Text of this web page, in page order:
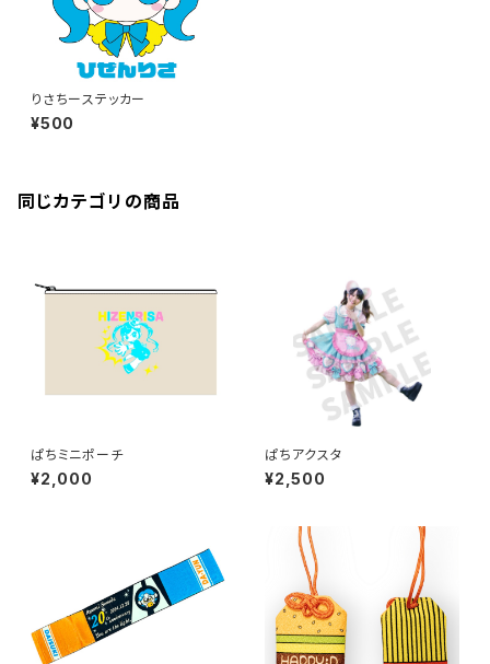
りさちーステッカー
¥500
同じカテゴリの商品
ぱちミニポーチ
¥2,000
ぱちアクスタ
¥2,500